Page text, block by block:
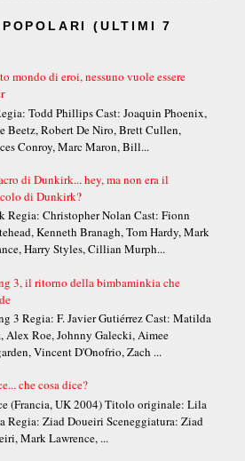
(ULTIMI 7
mondo di eroi, nessuno vuole essere
Todd Phillips Cast: Joaquin Phoenix,
Beetz, Robert De Niro, Brett Cullen,
Conroy, Marc Maron, Bill...
di Dunkirk... hey, ma non era il
di Dunkirk?
Regia: Christopher Nolan Cast: Fionn
Kenneth Branagh, Tom Hardy, Mark
Harry Styles, Cillian Murph...
3, il ritorno della bimbaminkia che
3 Regia: F. Javier Gutiérrez Cast: Matilda
Alex Roe, Johnny Galecki, Aimee
Vincent D'Onofrio, Zach ...
che cosa dice?
(Francia, UK 2004) Titolo originale: Lila
Regia: Ziad Doueiri Sceneggiatura: Ziad
Mark Lawrence, ...